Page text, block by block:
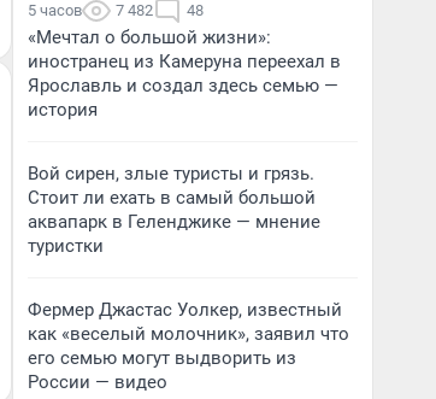
5 часов 7 482 48
«Мечтал о большой жизни»:
иностранец из Камеруна переехал в
Ярославль и создал здесь семью —
история
Вой сирен, злые туристы и грязь.
Стоит ли ехать в самый большой
аквапарк в Геленджике — мнение
туристки
Фермер Джастас Уолкер, известный
как «веселый молочник», заявил что
его семью могут выдворить из
России — видео